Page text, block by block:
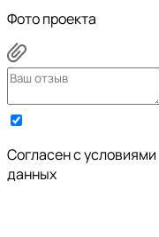
Фото проекта
Cогласен с условиями
данных